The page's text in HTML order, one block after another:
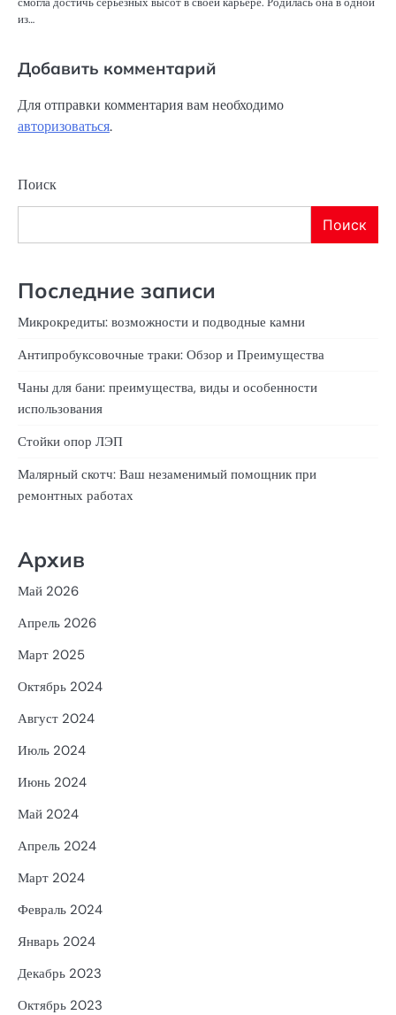
из…
Добавить комментарий
Для отправки комментария вам необходимо
авторизоваться.
Поиск
Поиск
Последние записи
Микрокредиты: возможности и подводные камни
Антипробуксовочные траки: Обзор и Преимущества
Чаны для бани: преимущества, виды и особенности
использования
Стойки опор ЛЭП
Малярный скотч: Ваш незаменимый помощник при
ремонтных работах
Архив
Май 2026
Апрель 2026
Март 2025
Октябрь 2024
Август 2024
Июль 2024
Июнь 2024
Май 2024
Апрель 2024
Март 2024
Февраль 2024
Январь 2024
Декабрь 2023
Октябрь 2023